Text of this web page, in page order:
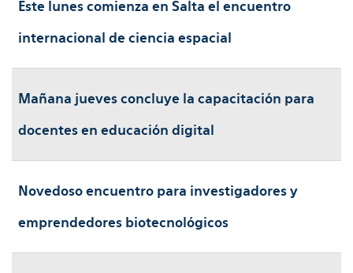
Este lunes comienza en Salta el encuentro
internacional de ciencia espacial
Mañana jueves concluye la capacitación para
docentes en educación digital
Novedoso encuentro para investigadores y
emprendedores biotecnológicos